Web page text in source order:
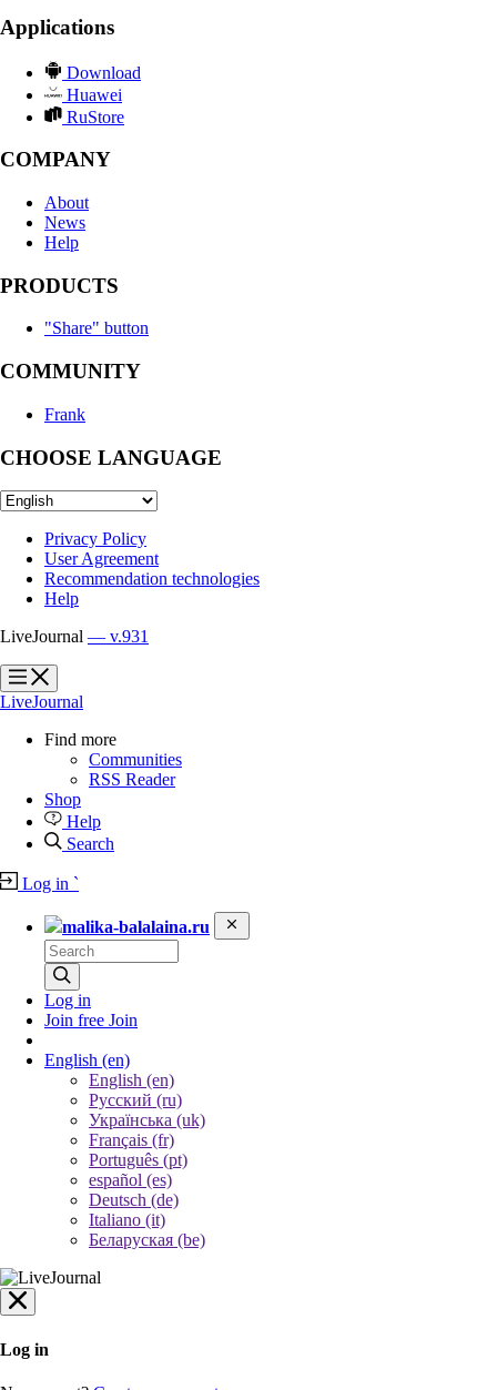
Applications
Download
Huawei
RuStore
COMPANY
About
News
Help
PRODUCTS
"Share" button
COMMUNITY
Frank
CHOOSE LANGUAGE
Privacy Policy
User Agreement
Recommendation technologies
Help
LiveJournal — v.931
?
?
LiveJournal
Find more
Communities
RSS Reader
Shop
Help
Search
Log in `
malika-balalaina.ru
Log in
Join free Join
English (en)
English (en)
Русский (ru)
Українська (uk)
Français (fr)
Português (pt)
español (es)
Deutsch (de)
Italiano (it)
Беларуская (be)
Log in